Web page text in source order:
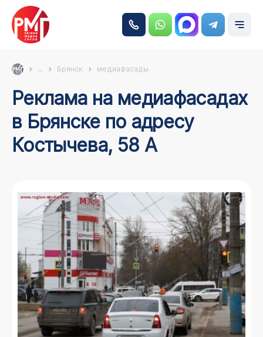
... Брянск медиафасады
Реклама на медиафасадах
в Брянске по адресу
Костычева, 58 А